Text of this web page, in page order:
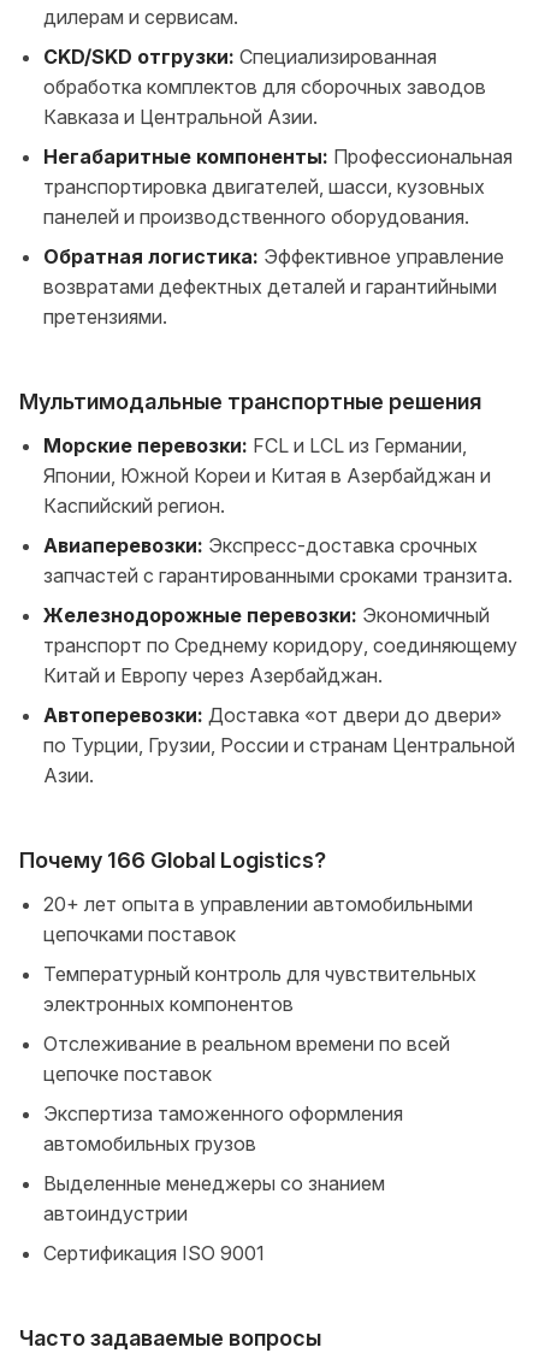
дилерам и сервисам.
CKD/SKD отгрузки: Специализированная
обработка комплектов для сборочных заводов
Кавказа и Центральной Азии.
Негабаритные компоненты: Профессиональная
транспортировка двигателей, шасси, кузовных
панелей и производственного оборудования.
Обратная логистика: Эффективное управление
возвратами дефектных деталей и гарантийными
претензиями.
Мультимодальные транспортные решения
Морские перевозки: FCL и LCL из Германии,
Японии, Южной Кореи и Китая в Азербайджан и
Каспийский регион.
Авиаперевозки: Экспресс-доставка срочных
запчастей с гарантированными сроками транзита.
Железнодорожные перевозки: Экономичный
транспорт по Среднему коридору, соединяющему
Китай и Европу через Азербайджан.
Автоперевозки: Доставка «от двери до двери»
по Турции, Грузии, России и странам Центральной
Азии.
Почему 166 Global Logistics?
20+ лет опыта в управлении автомобильными
цепочками поставок
Температурный контроль для чувствительных
электронных компонентов
Отслеживание в реальном времени по всей
цепочке поставок
Экспертиза таможенного оформления
автомобильных грузов
Выделенные менеджеры со знанием
автоиндустрии
Сертификация ISO 9001
Часто задаваемые вопросы